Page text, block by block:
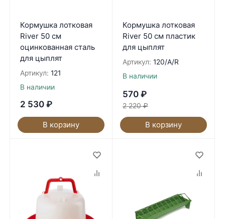
Кормушка лотковая
River 50 см
оцинкованная cталь
для цыплят
Артикул: 121
В наличии
2 530 ₽
В корзину
Кормушка лотковая
River 50 см пластик
для цыплят
Артикул: 120/A/R
В наличии
570 ₽
2 220 ₽
В корзину